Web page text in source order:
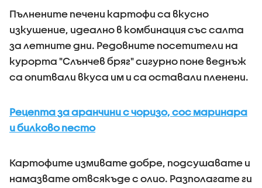
Пълнените печени картофи са вкусно
изкушение, идеално в комбинация със салта
за летните дни. Редовните посетители на
курорта "Слънчев бряг" сигурно поне веднъж
са опитвали вкуса им и са оставали пленени.
Рецепта за аранчини с чоризо, сос маринара
и билково песто
Картофите измивате добре, подсушавате и
намазвате отвсякъде с олио. Разполагате ги